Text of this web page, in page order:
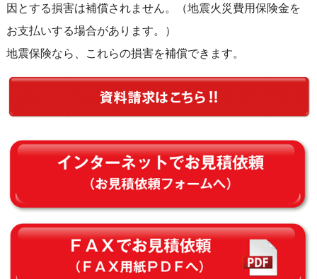
因とする損害は補償されません。（地震火災費用保険金を
お支払いする場合があります。）
地震保険なら、これらの損害を補償できます。